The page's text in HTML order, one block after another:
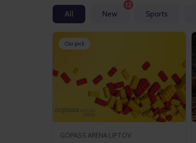
All New
12
Sports
Our pick
GOPASS ARENA LIPTOV